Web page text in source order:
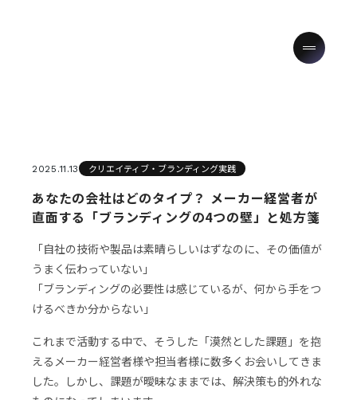
2025.11.13 クリエイティブ・ブランディング実践
あなたの会社はどのタイプ？ メーカー経営者が
直面する「ブランディングの4つの壁」と処方箋
「自社の技術や製品は素晴らしいはずなのに、その価値が
うまく伝わっていない」
「ブランディングの必要性は感じているが、何から手をつ
けるべきか分からない」
これまで活動する中で、そうした「漠然とした課題」を抱
えるメーカー経営者様や担当者様に数多くお会いしてきま
した。しかし、課題が曖昧なままでは、解決策も的外れな